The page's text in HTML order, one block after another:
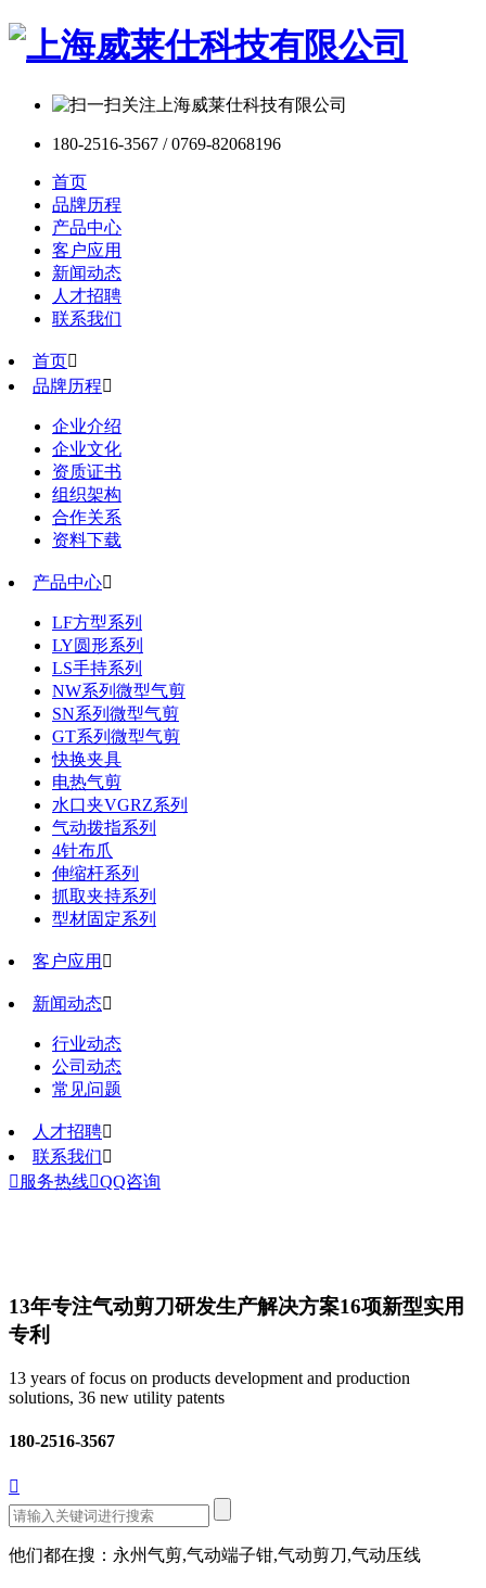
180-2516-3567 / 0769-82068196
首页
品牌历程
产品中心
客户应用
新闻动态
人才招聘
联系我们
首页
品牌历程
企业介绍
企业文化
资质证书
组织架构
合作关系
资料下载
产品中心
LF方型系列
LY圆形系列
LS手持系列
NW系列微型气剪
SN系列微型气剪
GT系列微型气剪
快换夹具
电热气剪
水口夹VGRZ系列
气动拨指系列
4针布爪
伸缩杆系列
抓取夹持系列
型材固定系列
客户应用 
新闻动态
行业动态
公司动态
常见问题
人才招聘
联系我们
 服务热线QQ咨询
13年专注气动剪刀研发生产解决方案16项新型实用
专利
13 years of focus on products development and production
solutions, 36 new utility patents
180-2516-3567

他们都在搜：永州气剪,气动端子钳,气动剪刀,气动压线